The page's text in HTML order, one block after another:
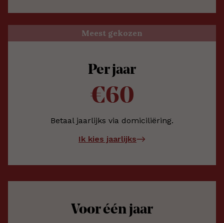
Meest gekozen
Per jaar
€60
Betaal jaarlijks via domiciliëring.
Ik kies jaarlijks
Voor één jaar